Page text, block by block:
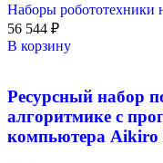
Наборы робототехники
56 544 ₽
В корзину
Ресурсный набор
алгоритмике с
компьютера